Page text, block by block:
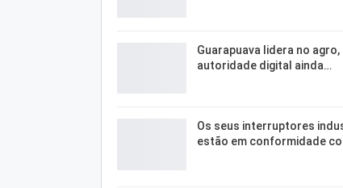
Guarapuava lidera no agro,
autoridade digital ainda…
Os seus interruptores
estão em conformidade